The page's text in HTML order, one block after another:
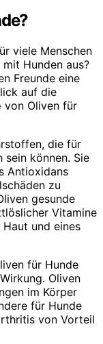
viele Menschen
Hunden aus?
Freunde eine
auf die
von Oliven für
die für
können. Sie
Antioxidans
zu
gesunde
Vitamine
und eines
für Hunde
Oliven
im Körper
für Hunde
von Vorteil